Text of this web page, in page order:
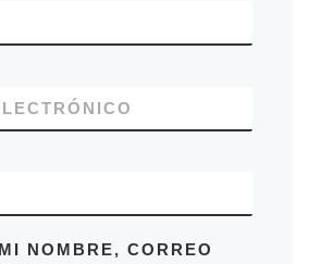
NOMBRE, CORREO